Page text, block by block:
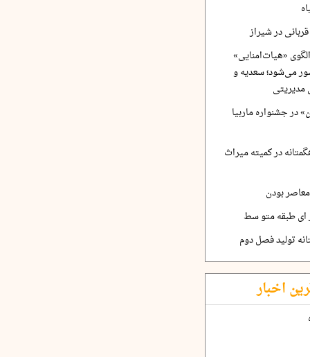
در شیراز
«هیات‌امنایی»
می‌شود؛ سعدیه و
مدیریتی
در جشنواره ماربیا
در کمیته میراث
بودن
ای طبقه متو سط
تولید فصل دوم
اخبار